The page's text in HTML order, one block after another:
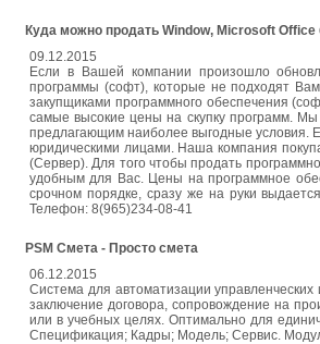
Куда можно продать Window, Microsoft
09.12.2015
Если в Вашей компании произошло
программы (софт), которые не подходят
закупщиками программного обеспечения
самые высокие цены на скупку программ.
предлагающим наиболее выгодные условия.
юридическими лицами. Наша компания
(Сервер). Для того чтобы продать
удобным для Вас. Цены на программное
срочном порядке, сразу же на руки
Телефон: 8(965)234-08-41
PSM Смета - Просто смета
06.12.2015
Система для автоматизации
заключение договора, сопровождение на
или в учебных целях. Оптимально для
Спецификация; Кадры; Модель; Сервис.